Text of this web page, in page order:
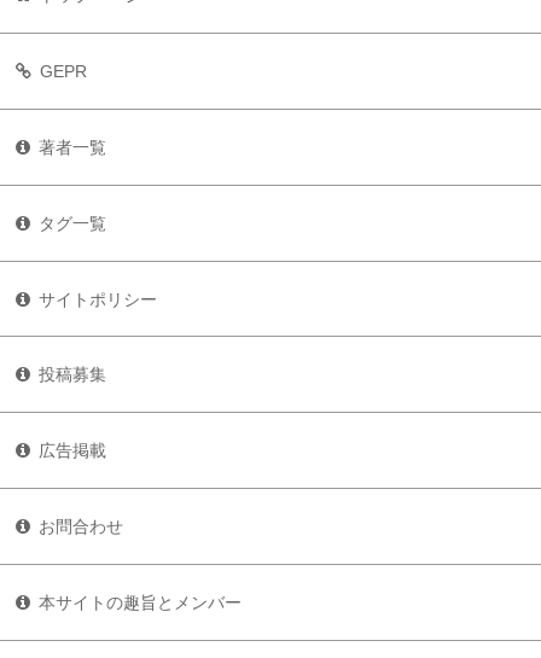
GEPR
著者一覧
タグ一覧
サイトポリシー
投稿募集
広告掲載
お問合わせ
本サイトの趣旨とメンバー